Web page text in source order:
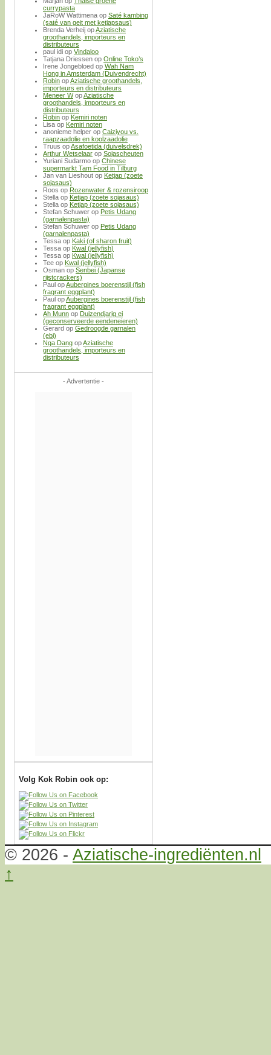
currypasta
JaRoW Wattimena op Saté kambing
(saté van geit met ketjapsaus)
Brenda Verheij opAziatische
groothandels, importeurs en
distributeurs
paul idi op Vindaloo
Tatjana Driessen op Online Toko’s
Irene Jongebloed op Wah Nam
Hong in Amsterdam (Duivendrecht)
Robin opAziatische groothandels,
importeurs en distributeurs
Meneer WopAziatische
groothandels, importeurs en
distributeurs
Robin op Kemiri noten
Lisa op Kemiri noten
anonieme helper op Caiziyou vs.
raapzaadolie en koolzaadolie
Truus opAsafoetida (duivelsdrek)
Arthur Wetselaar op Sojascheuten
Yuriani Sudarmo op Chinese
supermarkt Tam Food in Tilburg
Jan van Lieshout op Ketjap (zoete
sojasaus)
Roos op Rozenwater & rozensiroop
Stella op Ketjap (zoete sojasaus)
Stella op Ketjap (zoete sojasaus)
Stefan Schuwer op Petis Udang
(garnalenpasta)
Stefan Schuwer op Petis Udang
(garnalenpasta)
Tessa op Kaki (of sharon fruit)
Tessa op Kwal (jellyfish)
Tessa op Kwal (jellyfish)
Tee op Kwal (jellyfish)
Osman op Senbei (Japanse
rijstcrackers)
Paul opAubergines boerenstijl (fish
fragrant eggplant)
Paul opAubergines boerenstijl (fish
fragrant eggplant)
Ah Munn op Duizendjarig ei
(geconserveerde eendeneieren)
Gerard op Gedroogde garnalen
(ebi)
Nga Dang opAziatische
groothandels, importeurs en
distributeurs
- Advertentie -
Volg Kok Robin ook op:
© 2026 - Aziatische-ingrediënten.nl
↑